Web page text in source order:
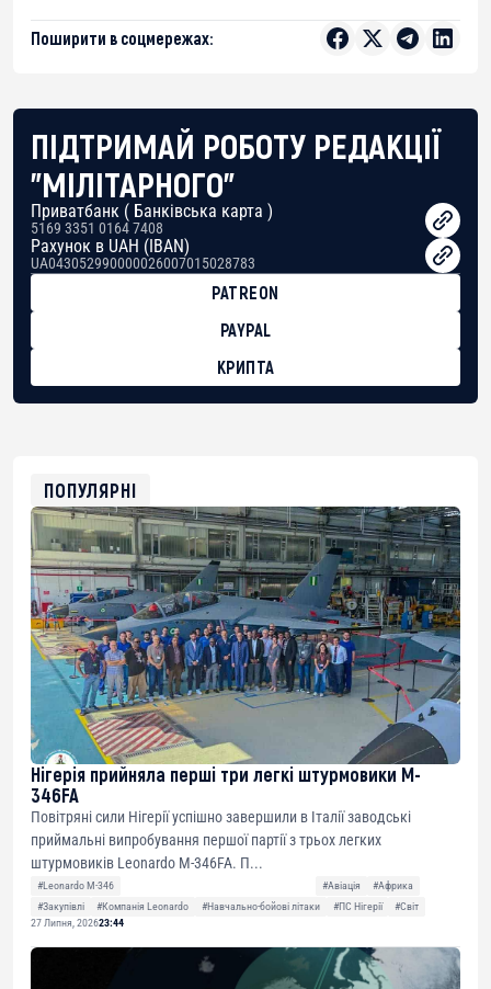
Поширити в соцмережах:
ПІДТРИМАЙ РОБОТУ РЕДАКЦІЇ
"МІЛІТАРНОГО"
Приватбанк ( Банківська карта )
5169 3351 0164 7408
Рахунок в UAH (IBAN)
UA043052990000026007015028783
PATREON
PAYPAL
КРИПТА
0xfD02863D3289416fcF50975c9DFda13623f97758
ПОПУЛЯРНІ
Нігерія прийняла перші три легкі штурмовики M-
346FA
Повітряні сили Нігерії успішно завершили в Італії заводські
приймальні випробування першої партії з трьох легких
штурмовиків Leonardo M-346FA. П...
#Leonardo M-346 #Авіація
#Африка
#Закупівлі
#Компанія Leonardo #Навчально-бойові літаки #ПС Нігерії
#Світ
27 Липня, 202623:44